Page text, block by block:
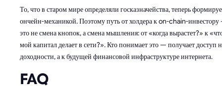
То, что в старом мире определяли госказначейства, теперь
ончейн-механикой. Поэтому путь от холдера к on-chain-
это не смена кнопок, а смена мышления: от «когда вырастет?» к
мой капитал делает в сети?». Кто понимает это — получает доступ
доходности, а к будущей финансовой инфраструктуре интернета.
FAQ